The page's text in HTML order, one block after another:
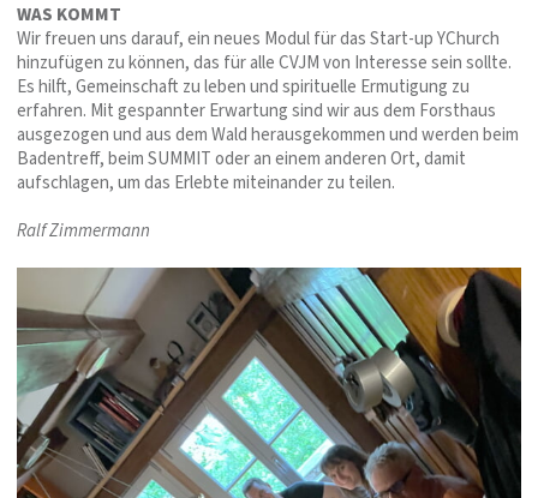
WAS KOMMT
Wir freuen uns darauf, ein neues Modul für das Start-up YChurch
hinzufügen zu können, das für alle CVJM von Interesse sein sollte.
Es hilft, Gemeinschaft zu leben und spirituelle Ermutigung zu
erfahren. Mit gespannter Erwartung sind wir aus dem Forsthaus
ausgezogen und aus dem Wald herausgekommen und werden beim
Badentreff, beim SUMMIT oder an einem anderen Ort, damit
aufschlagen, um das Erlebte miteinander zu teilen.
Ralf Zimmermann